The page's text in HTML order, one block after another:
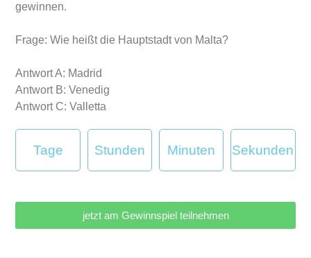
gewinnen.
Frage: Wie heißt die Hauptstadt von Malta?
Antwort A: Madrid
Antwort B: Venedig
Antwort C: Valletta
Tage Stunden Minuten Sekunden
jetzt am Gewinnspiel teilnehmen